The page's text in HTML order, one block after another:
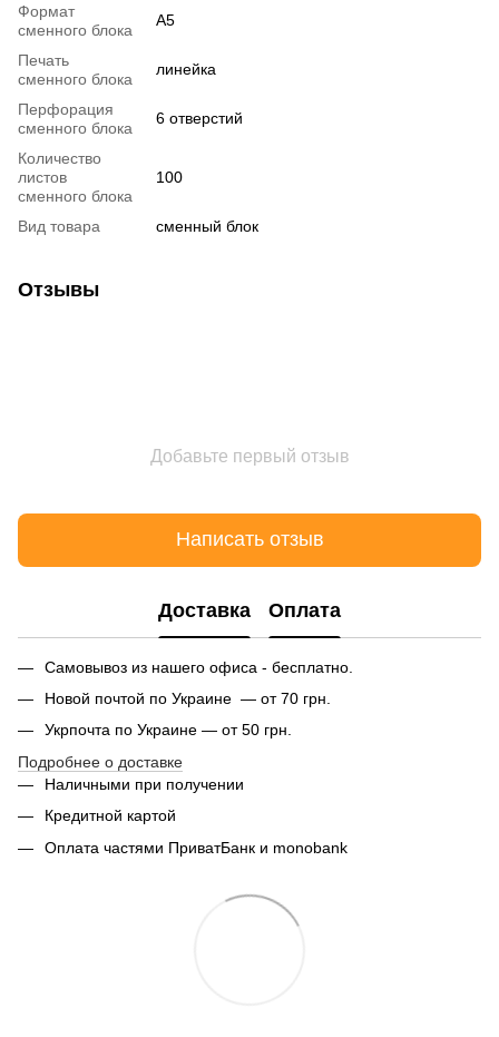
Формат
сменного блока
А5
Печать
сменного блока
линейка
Перфорация
сменного блока
6 отверстий
Количество
листов
сменного блока
100
Вид товара сменный блок
Отзывы
Добавьте первый отзыв
Написать отзыв
Доставка Оплата
Самовывоз из нашего офиса - бесплатно.
Новой почтой по Украине — от 70 грн.
Укрпочта по Украине — от 50 грн.
Подробнее о доставке
Наличными при получении
Кредитной картой
Оплата частями ПриватБанк и monobank